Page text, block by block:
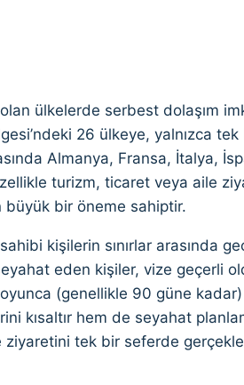
ülkelerde serbest dolaşım
26 ülkeye, yalnızca tek
Almanya, Fransa, İtalya,
turizm, ticaret veya aile
büyük bir öneme sahiptir.
kişilerin sınırlar arasında
eden kişiler, vize geçerli
(genellikle 90 güne kadar)
kısaltır hem de seyahat
ziyaretini tek bir seferde